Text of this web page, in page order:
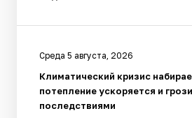
Среда 5 августа, 2026
Климатический кризис
потепление ускоряется и
последствиями